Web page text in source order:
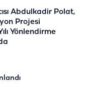
Abdulkadir Polat,
Projesi
Yönlendirme